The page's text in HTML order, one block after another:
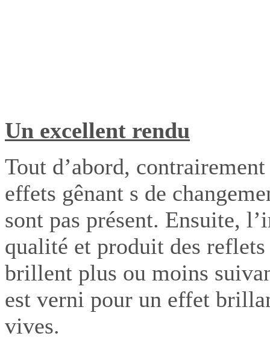
Un excellent rendu
Tout d’abord,
effets gênant s de
sont pas présent. Ensuite,
qualité et produit des
brillent plus ou moins
est verni pour un effet
vives.